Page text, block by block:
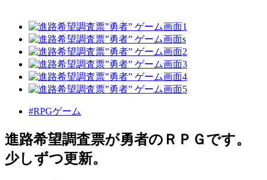
#RPGゲーム
進路希望調査票が勇者のＲＰＧです。
少しずつ更新。